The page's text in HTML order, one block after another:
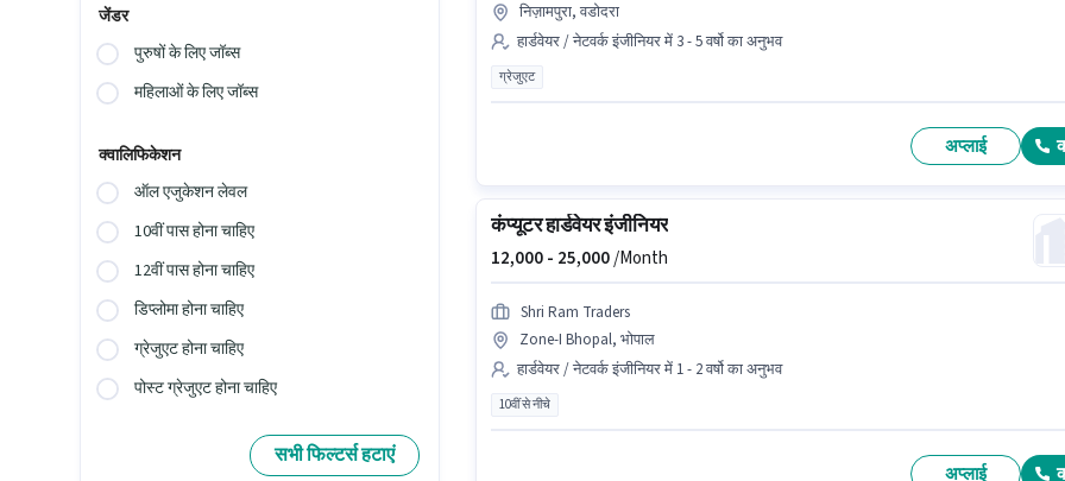
जेंडर
पुरुषों के लिए जॉब्स
महिलाओं के लिए जॉब्स
क्वालिफिकेशन
ऑल एजुकेशन लेवल
10वीं पास होना चाहिए
12वीं पास होना चाहिए
डिप्लोमा होना चाहिए
ग्रेजुएट होना चाहिए
पोस्ट ग्रेजुएट होना चाहिए
सभी फिल्टर्स हटाएं
निज़ामपुरा, वडोदरा
हार्डवेयर / नेटवर्क इंजीनियर में 3 - 5 वर्षो का अनुभव
ग्रेजुएट
अप्लाई
कंप्यूटर हार्डवेयर इंजीनियर
12,000 - 25,000/Month
Shri Ram Traders
Zone-I Bhopal, भोपाल
हार्डवेयर / नेटवर्क इंजीनियर में 1 - 2 वर्षो का अनुभव
10वीं से नीचे
अप्लाई